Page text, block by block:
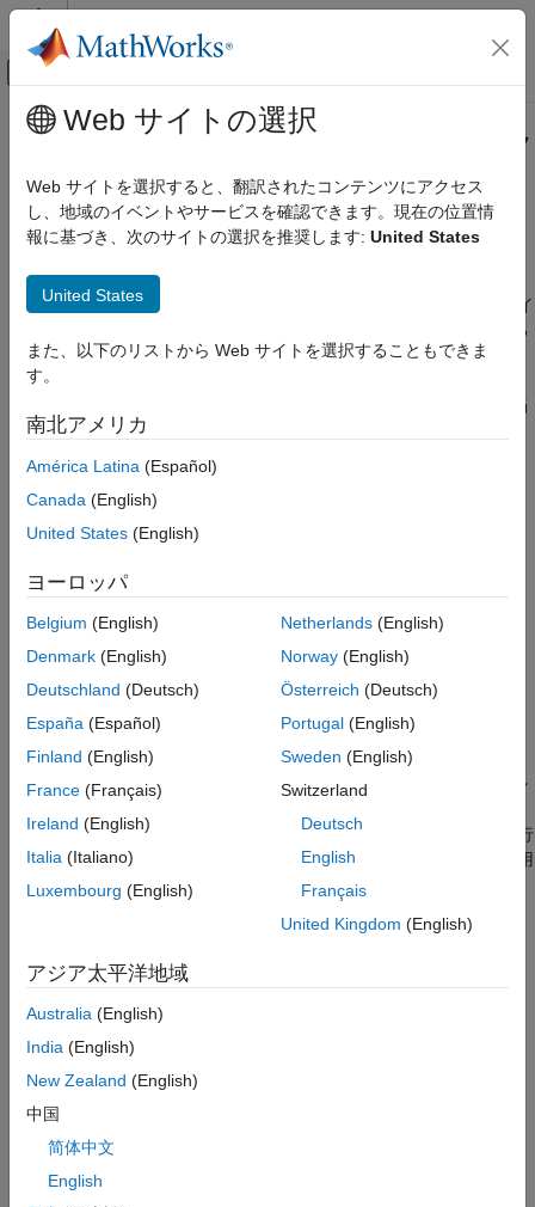
コンテンツへスキップ
オフキャンバス ナビゲーション メ
ドキュメンテーションのホーム
FPGA、ASIC、および SoC 開発
HDL Coder
HDL モデリング ガイドライン
分散型パイプライン方式とクロックレート
項目一覧
クロックレート パイプラインのガイドライ
ン
分散型パイプライン方式の推奨設定
参考
メインコンテンツ
分散型パイプライン方式とクロック
レート パイプラインのガイドライ
ン
特定のブロック実装を指定したり、特定の設定を使用する場合、
コード ジェネレーターはレジスタを導入します。次のガイドライ
ンは、これらのレジスタの詳細と設計のタイミングを最適化する
ためのレジスタの使用方法を示します。
各ガイドラインに準拠要件のレベルを示す重大度レベルが割り当
てられています。詳細については、
クロックレート パイプラインのガイドライン
ガイドライン ID
3.2.1
重大度
説明
多くの場合、コード ジェネレーターは、クロック レートより実
行速度が遅い領域にレジスタを導入します。さらなるレイテンシ
インを使用して、これらのレジスタを高速クロック レートで実行
できます。次の最適化では、クロックレート パイプラインを使用
できます。
入力および出力パイプライン
SqrtおよびReciprocalといった複雑な数学演算子などのマ
ルチサイクル ブロックの実装
浮動小数点ライブラリのマッピング
リソース共有とストリーミング
Web サイトの選択
Web サイトを選択すると、翻訳されたコンテンツにアクセス
し、地域のイベントやサービスを確認できます。現在の位置情
報に基づき、次のサイトの選択を推奨します: United States
United States
また、以下のリストから Web サイトを選択することもできま
す。
南北アメリカ
América Latina (Español)
Canada (English)
United States (English)
ヨーロッパ
Belgium (English)
Denmark (English)
Deutschland (Deutsch)
España (Español)
Finland (English)
France (Français)
Ireland (English)
Italia (Italiano)
Luxembourg (English)
Netherlands(English)
Norway(English)
Österreich (Deutsch)
Portugal(English)
Sweden (English)
Switzerland
Deutsch
English
Français
United Kingdom (English)
アジア太平洋地域
Australia (English)
India (English)
New Zealand (English)
中国
简体中文
English